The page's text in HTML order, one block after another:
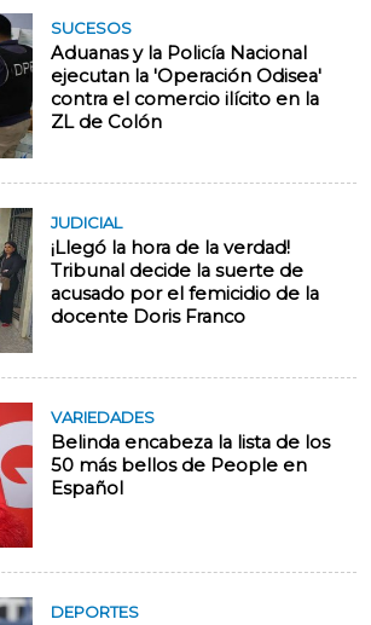
SUCESOS
Aduanas y la Policía Nacional
ejecutan la 'Operación Odisea'
contra el comercio ilícito en la
ZL de Colón
JUDICIAL
¡Llegó la hora de la verdad!
Tribunal decide la suerte de
acusado por el femicidio de la
docente Doris Franco
VARIEDADES
Belinda encabeza la lista de los
50 más bellos de People en
Español
DEPORTES